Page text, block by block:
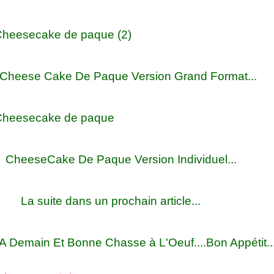
Cake De Paque Version Grand Format...
De Paque Version Individuel...
suite dans un prochain article...
Et Bonne Chasse à L'Oeuf....Bon